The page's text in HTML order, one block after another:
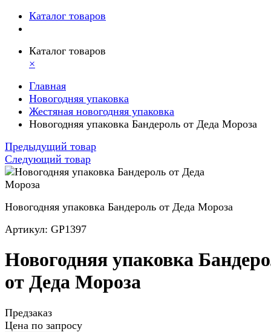
Каталог товаров
Каталог товаров
×
Главная
Новогодняя упаковка
Жестяная новогодняя упаковка
Новогодняя упаковка Бандероль от Деда Мороза
Предыдущий товар
Следующий товар
Новогодняя упаковка Бандероль от Деда Мороза
Артикул: GP1397
Новогодняя упаковка
от Деда Мороза
Предзаказ
Цена по запросу